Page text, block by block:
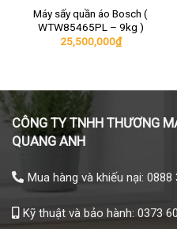
Máy sấy quần áo Bosch (
WTW85465PL – 9kg )
25,500,000₫
CÔNG TY TNHH THƯƠNG
QUANG ANH
Mua hàng và khiếu nại: 0888
Kỹ thuật và bảo hành: 0373